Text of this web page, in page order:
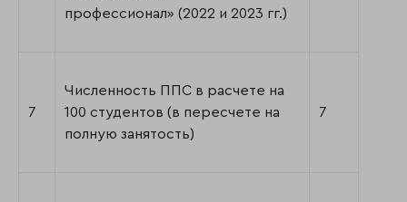
профессионал» (2022 и 2023 гг.)
7
Численность ППС в расчете на
100 студентов (в пересчете на
полную занятость)
7